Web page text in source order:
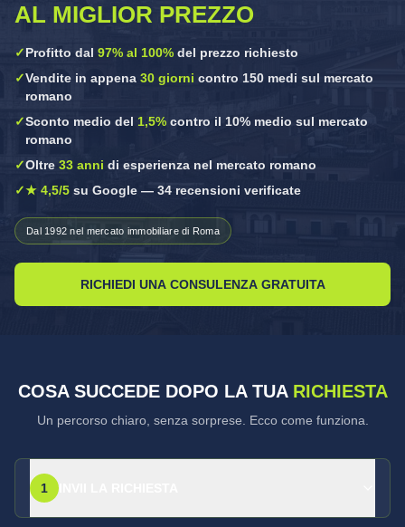
AL MIGLIOR PREZZO
✓Profitto dal 97% al 100% del prezzo richiesto
✓Vendite in appena 30 giorni contro 150 medi sul mercato
romano
✓Sconto medio del 1,5% contro il 10% medio sul mercato
romano
✓Oltre 33 anni di esperienza nel mercato romano
✓★ 4,5/5 su Google — 34 recensioni verificate
Dal 1992 nel mercato immobiliare di Roma
RICHIEDI UNA CONSULENZA GRATUITA
COSA SUCCEDE DOPO LA TUA RICHIESTA
Un percorso chiaro, senza sorprese. Ecco come funziona.
1